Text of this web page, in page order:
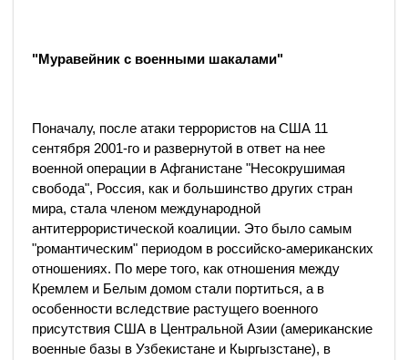
"Муравейник с военными шакалами"
Поначалу, после атаки террористов на США 11
сентября 2001-го и развернутой в ответ на нее
военной операции в Афганистане "Несокрушимая
свобода", Россия, как и большинство других стран
мира, стала членом международной
антитеррористической коалиции. Это было самым
"романтическим" периодом в российско-американских
отношениях. По мере того, как отношения между
Кремлем и Белым домом стали портиться, а в
особенности вследствие растущего военного
присутствия США в Центральной Азии (американские
военные базы в Узбекистане и Кыргызстане), в